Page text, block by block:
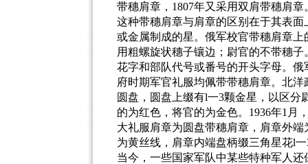
带穗肩章， 1807年又采用双肩带穗肩章
这种带穗肩章与肩章的区别在于其表
或金属制成的星。俄军校官带穗肩章
用粗螺旋状穗子镶边；尉官的不带穗
花字和部队代号或番号的开头字母。俄
府时期军官礼服均佩带带穗肩章。北
圆盘，圆盘上缀有l一3颗金星，以区分
的为红色，将官的为金色。 1936年1 月
大礼服肩章为圆盘带穗肩章，肩章外端
为黄丝线，肩章内端盘柄缀三角星花l一
当今，一些国家军队中某些特种军人